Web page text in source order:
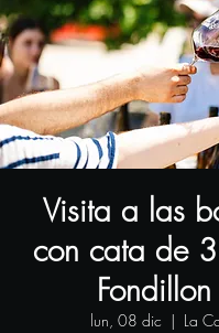
Visita a las
con cata de
lun, 08 dic
  |
La